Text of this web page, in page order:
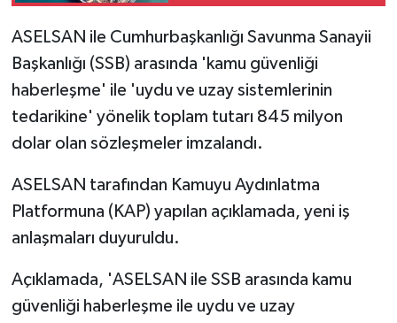
ASELSAN ile Cumhurbaşkanlığı Savunma Sanayii
Başkanlığı (SSB) arasında 'kamu güvenliği
haberleşme' ile 'uydu ve uzay sistemlerinin
tedarikine' yönelik toplam tutarı 845 milyon
dolar olan sözleşmeler imzalandı.
ASELSAN tarafından Kamuyu Aydınlatma
Platformuna (KAP) yapılan açıklamada, yeni iş
anlaşmaları duyuruldu.
Açıklamada, 'ASELSAN ile SSB arasında kamu
güvenliği haberleşme ile uydu ve uzay